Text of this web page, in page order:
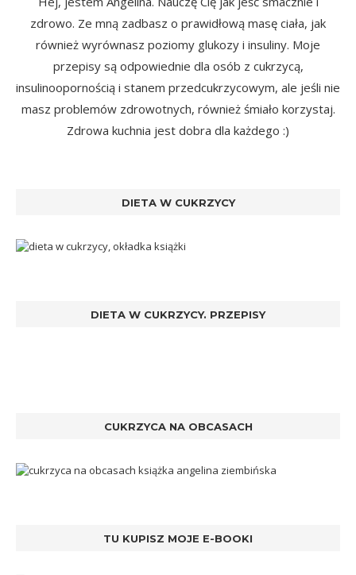
zdrowo. Ze mną zadbasz o prawidłową masę ciała, jak
również wyrównasz poziomy glukozy i insuliny. Moje
przepisy są odpowiednie dla osób z cukrzycą,
insulinoopornością i stanem przedcukrzycowym, ale jeśli nie
masz problemów zdrowotnych, również śmiało korzystaj.
Zdrowa kuchnia jest dobra dla każdego :)
DIETA W CUKRZYCY
DIETA W CUKRZYCY. PRZEPISY
CUKRZYCA NA OBCASACH
TU KUPISZ MOJE E-BOOKI